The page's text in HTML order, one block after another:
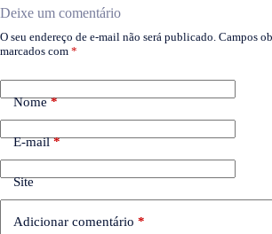
Deixe um comentário
O seu endereço de e-mail não será publicado. Campos
marcados com *
Nome*
E-mail*
Site
Adicionar comentário *